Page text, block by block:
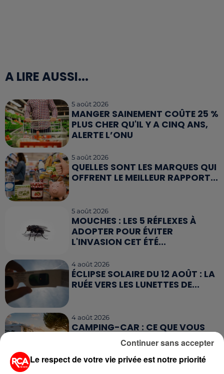
A LIRE AUSSI...
5 août 2026
MANGER SAINEMENT COÛTE 25 %
PLUS CHER QU'IL Y A CINQ ANS,
ALERTE L’ONU
5 août 2026
QUELLES SONT LES MARQUES QUI
OFFRENT LE MEILLEUR RAPPORT...
5 août 2026
MOUCHES : LES 5 RÉFLEXES À
ADOPTER POUR ÉVITER
L'INVASION CET ÉTÉ...
4 août 2026
ÉCLIPSE SOLAIRE DU 12 AOÛT : LA
RUÉE VERS LES LUNETTES DE...
4 août 2026
CAMPING-CAR : CE QUE VOUS
AVEZ LE DROIT DE FAIRE... ET LES
Le respect de votre vie privée est notre priorité
Continuer sans accepter